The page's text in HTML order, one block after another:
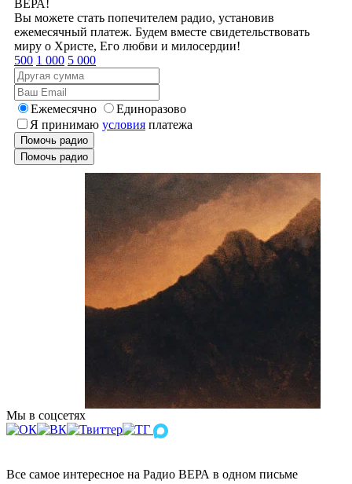
ВЕРА!
Вы можете стать попечителем радио, установив
ежемесячный платеж. Будем вместе свидетельствовать
миру о Христе, Его любви и милосердии!
500 1 000 5 000
Ежемесячно
Единоразово
Я принимаю условия платежа
Помочь радио
Помочь радио
Мы в соцсетях
Все самое интересное на Радио ВЕРА в одном письме